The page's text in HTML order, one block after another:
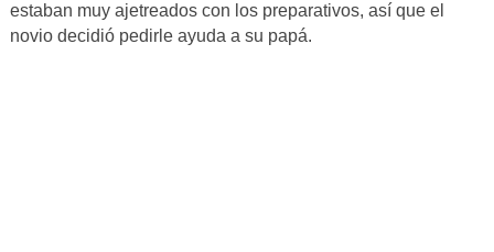
estaban muy ajetreados con los preparativos, así que el
novio decidió pedirle ayuda a su papá.